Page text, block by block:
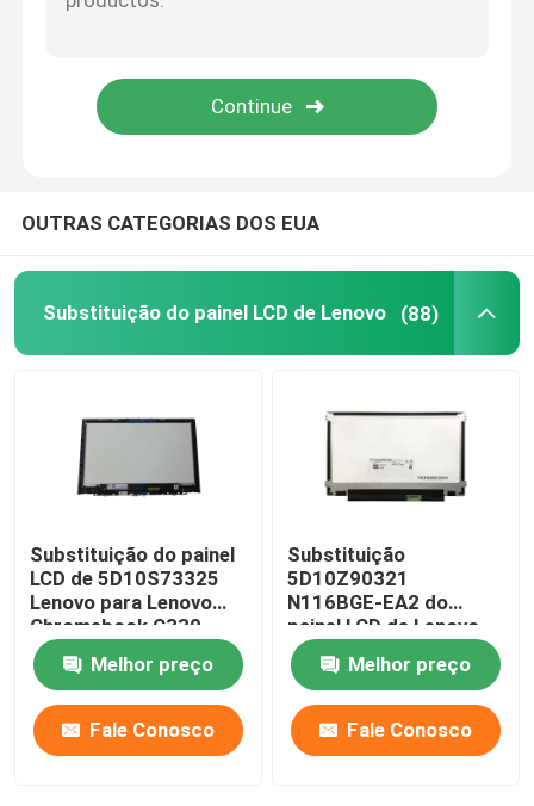
Microplaqueta do circuito integrado
Substituição do teclado do portátil
Substituição da bateria do portátil
OUTRAS CATEGORIAS DOS EUA
Substituição do painel LCD de Lenovo (88)
Substituição do painel
LCD de 5D10S73325
Lenovo para Lenovo
Chromebook C330
B116XAB01
Melhor preço
Fale Conosco
Substituição
5D10Z90321
N116BGE-EA2 do
painel LCD de Lenovo
Chromebook 100E
Gen3 AMDMelhor preço
Fale Conosco